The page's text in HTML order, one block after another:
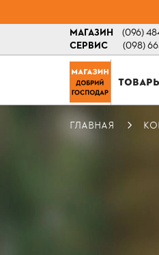
МАГАЗИН (096)
СЕРВИС
(098)
ГЛАВНАЯ